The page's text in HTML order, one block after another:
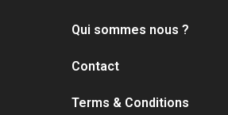
Qui sommes nous ?
Contact
Terms & Conditions